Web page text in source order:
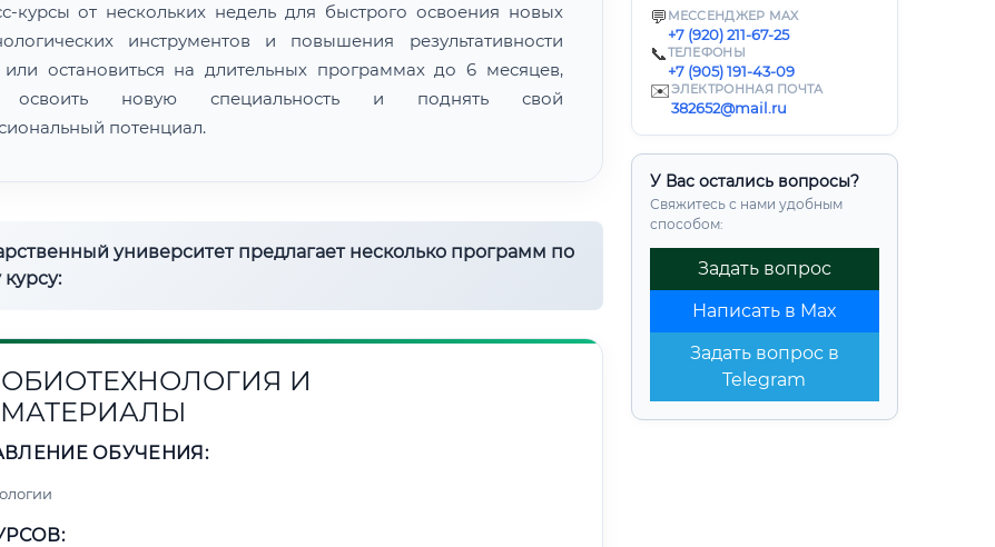
💬 МЕССЕНДЖЕР MAX
+7 (920) 211-67-25
📞ТЕЛЕФОНЫ
+7 (905) 191-43-09
✉️ЭЛЕКТРОННАЯ ПОЧТА
382652@mail.ru
У Вас остались вопросы?
Свяжитесь с нами удобным
способом:
Задать вопрос
Написать в Max
Задать вопрос в
Telegram
курсы от нескольких недель для быстрого освоения новых
инструментов и повышения результативности
остановиться на длительных программах до 6 месяцев,
освоить новую специальность и поднять свой
потенциал.
университет предлагает несколько программ по
И
ОБУЧЕНИЯ: